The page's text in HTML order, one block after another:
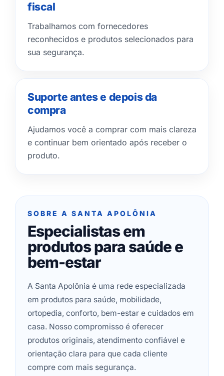
fiscal
Trabalhamos com fornecedores
reconhecidos e produtos selecionados para
sua segurança.
Suporte antes e depois da
compra
Ajudamos você a comprar com mais clareza
e continuar bem orientado após receber o
produto.
SOBRE A SANTA APOLÔNIA
Especialistas em
produtos para saúde e
bem-estar
A Santa Apolônia é uma rede especializada
em produtos para saúde, mobilidade,
ortopedia, conforto, bem-estar e cuidados em
casa. Nosso compromisso é oferecer
produtos originais, atendimento confiável e
orientação clara para que cada cliente
compre com mais segurança.